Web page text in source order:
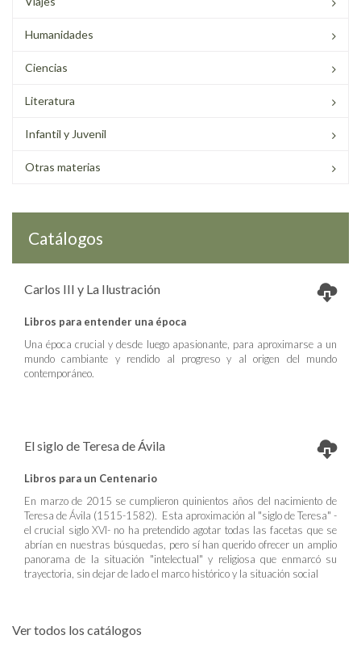
Humanidades
Ciencias
Literatura
Infantil y Juvenil
Otras materias
Catálogos
Carlos III y La Ilustración
Libros para entender una época
Una época crucial y desde luego apasionante, para aproximarse a un
mundo cambiante y rendido al progreso y al origen del mundo
contemporáneo.
El siglo de Teresa de Ávila
Libros para un Centenario
En marzo de 2015 se cumplieron quinientos años del nacimiento de
Teresa de Ávila (1515-1582). Esta aproximación al "siglo de Teresa" -
el crucial siglo XVI- no ha pretendido agotar todas las facetas que se
abrían en nuestras búsquedas, pero sí han querido ofrecer un amplio
panorama de la situación "intelectual" y religiosa que enmarcó su
trayectoria, sin dejar de lado el marco histórico y la situación social
Ver todos los catálogos